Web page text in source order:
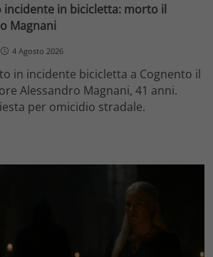
incidente in bicicletta: morto il
Magnani
4 Agosto 2026
in incidente bicicletta a Cognento il
Alessandro Magnani, 41 anni.
per omicidio stradale.